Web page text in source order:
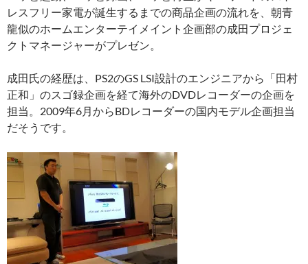
レスフリー家電が誕生するまでの商品企画の流れを、朝青
龍似のホームエンターテイメイント企画部の成田プロジェ
クトマネージャーがプレゼン。
成田氏の経歴は、PS2のGS LSI設計のエンジニアから「田村
正和」のスゴ録企画を経て海外のDVDレコーダーの企画を
担当。2009年6月からBDレコーダーの国内モデル企画担当
だそうです。